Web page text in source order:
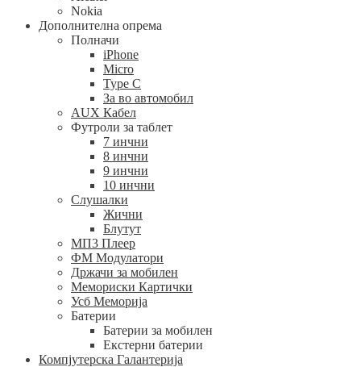
Nokia
Дополнителна опрема
Полначи
iPhone
Micro
Type C
За во автомобил
AUX Кабел
Футроли за таблет
7 инчни
8 инчни
9 инчни
10 инчни
Слушалки
Жични
Блутут
МП3 Плеер
ФМ Модулатори
Држачи за мобилен
Мемориски Картички
Усб Меморија
Батерии
Батерии за мобилен
Екстерни батерии
Компјутерска Галантерија